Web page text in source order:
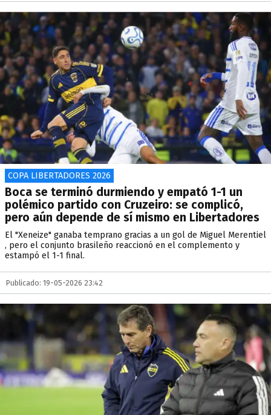
COPA LIBERTADORES 2026
Boca se terminó durmiendo y empató 1-1 un
polémico partido con Cruzeiro: se complicó,
pero aún depende de sí mismo en Libertadores
El "Xeneize" ganaba temprano gracias a un gol de Miguel Merentiel
, pero el conjunto brasileño reaccionó en el complemento y
estampó el 1-1 final.
Publicado: 19-05-2026 23:42